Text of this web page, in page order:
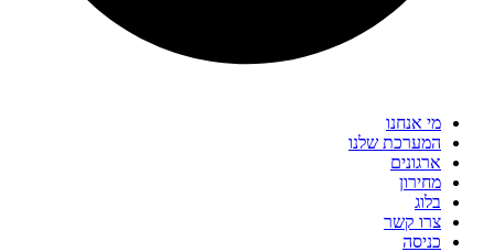
מי אנחנו
המערכת שלנו
ארגונים
מחירון
בלוג
צרו קשר
כניסה